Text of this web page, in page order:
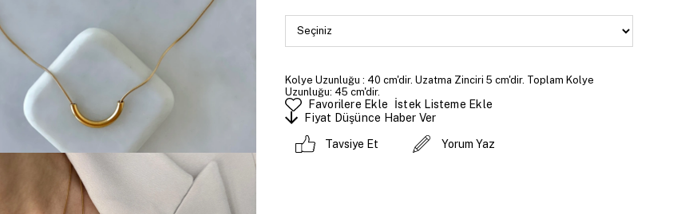
Kolye Uzunluğu : 40 cm'dir. Uzatma Zinciri 5 cm'dir. Toplam Kolye
Uzunluğu: 45 cm'dir.
Favorilere Ekle
İstek Listeme Ekle
Fiyat Düşünce Haber Ver
Tavsiye Et Yorum Yaz